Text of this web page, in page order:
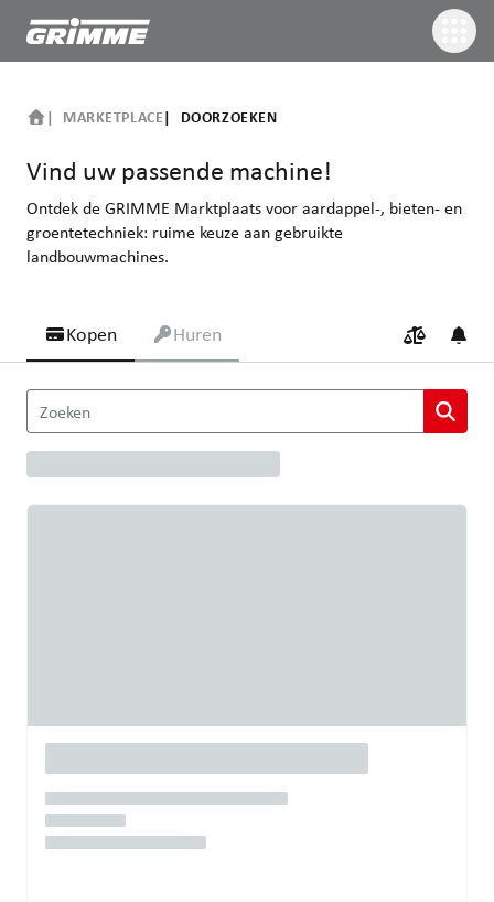
MARKETPLACE DOORZOEKEN
Vind uw passende machine!
Ontdek de GRIMME Marktplaats voor aardappel-, bieten- en
groentetechniek: ruime keuze aan gebruikte
landbouwmachines.
Kopen Huren
Vind uw passende machine!
Zoeken